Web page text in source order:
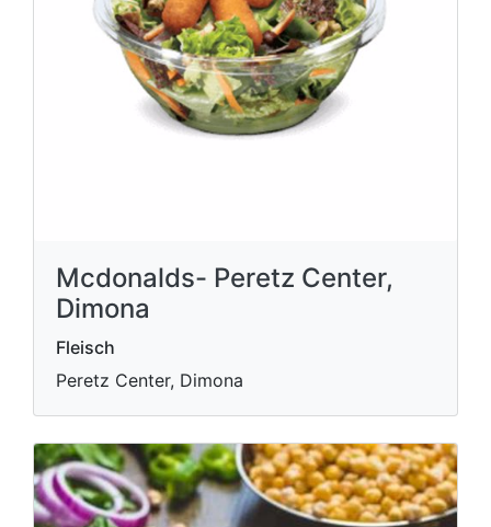
Mcdonalds- Peretz Center,
Dimona
Fleisch
Peretz Center, Dimona